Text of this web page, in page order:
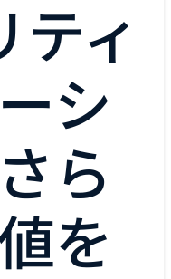
ティ
シ
ら
を